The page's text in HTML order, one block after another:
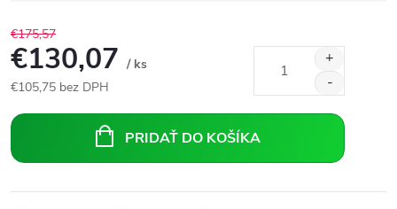
€175,57
€130,07 / ks
€105,75 bez DPH
cena:
PRIDAŤ DO KOŠÍKA